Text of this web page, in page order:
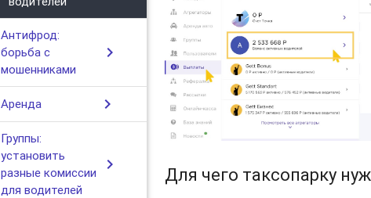
Антифрод:
борьба с
мошенниками
chevron_right
Аренда chevron_right
Группы:
установить
разные комиссии
для водителей
chevron_right
Для чего таксопарку